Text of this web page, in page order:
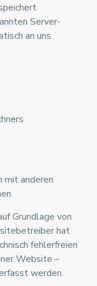
Server-
an uns
mit anderen
Grundlage von
hat
fehlerfreien
Website –
werden.